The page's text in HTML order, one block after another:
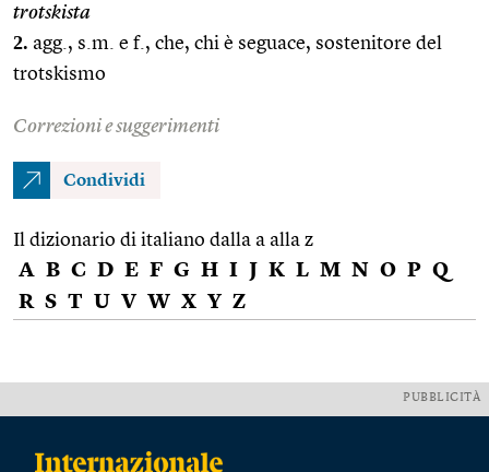
trotskista
2. agg., s.m. e f., che, chi è seguace, sostenitore del
trotskismo
Correzioni e suggerimenti
Condividi
Il dizionario di italiano dalla a alla z
A B C D E F G H I J K L M N O P Q
R S T U V W X Y Z
PUBBLICITÀ